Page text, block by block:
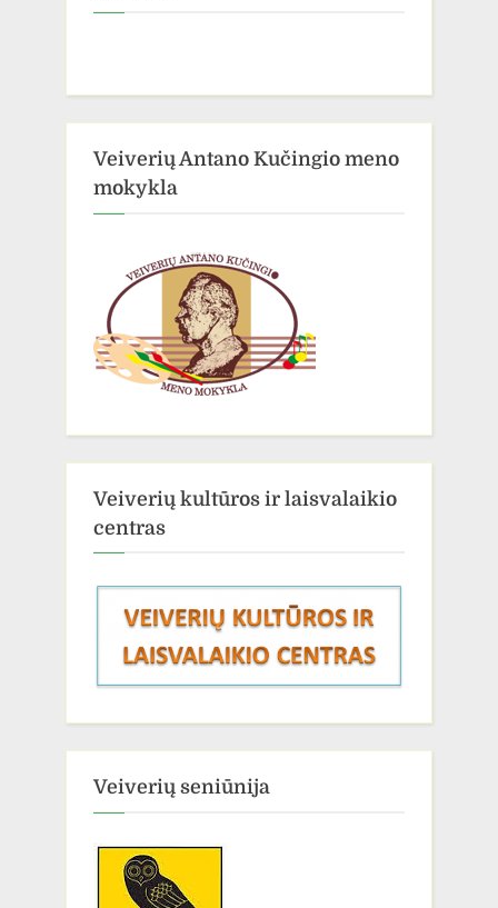
Veiverių Antano Kučingio meno
mokykla
Veiverių kultūros ir laisvalaikio
centras
Veiverių seniūnija